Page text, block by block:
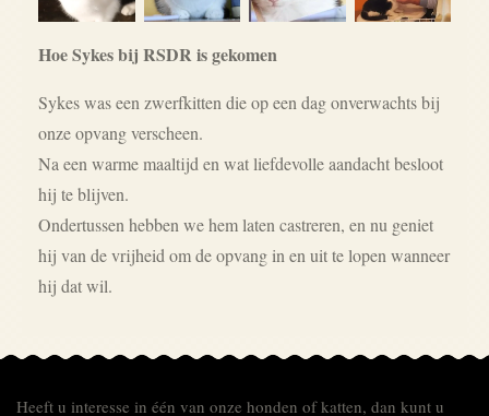
Hoe Sykes bij RSDR is gekomen
Sykes was een zwerfkitten die op een dag onverwachts bij
onze opvang verscheen.
Na een warme maaltijd en wat liefdevolle aandacht besloot
hij te blijven.
Ondertussen hebben we hem laten castreren, en nu geniet
hij van de vrijheid om de opvang in en uit te lopen wanneer
hij dat wil.
Heeft u interesse in één van onze honden of katten, dan kunt u